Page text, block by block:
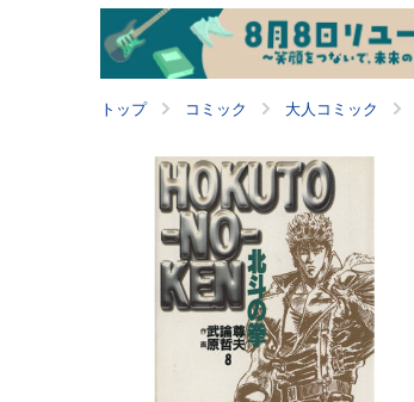
トップ コミック 大人コミック